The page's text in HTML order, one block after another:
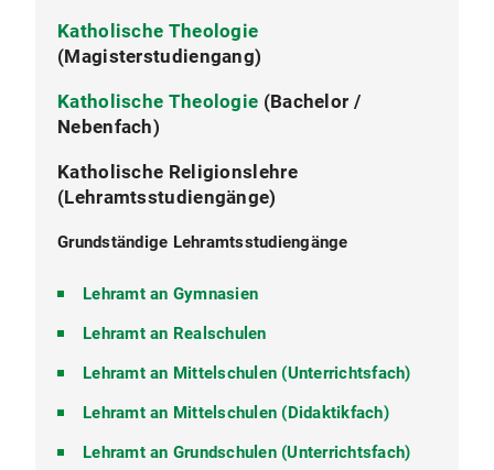
Katholische Theologie
(Magisterstudiengang)
Katholische Theologie (Bachelor /
Nebenfach)
Katholische Religionslehre
(Lehramtsstudiengänge)
Grundständige Lehramtsstudiengänge
Lehramt an Gymnasien
Lehramt an Realschulen
Lehramt an Mittelschulen (Unterrichtsfach)
Lehramt an Mittelschulen (Didaktikfach)
Lehramt an Grundschulen (Unterrichtsfach)
Aufbaustudium Kanonisches Recht (Lic.
iur. can.)
De Processibus Matrimonialibus
Environmental Studies Certificate
Interkonfessionell"
Master-Profilbereich
Renaissancestudien